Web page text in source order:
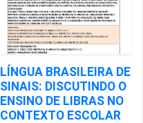
LÍNGUA BRASILEIRA DE
SINAIS: DISCUTINDO O
ENSINO DE LIBRAS NO
CONTEXTO ESCOLAR